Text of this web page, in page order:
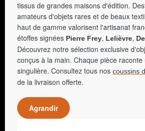
tissus de grandes maisons d'édition.
amateurs d'objets rares et de beaux
haut de gamme valorisent l'artisanat
étoffes signées Pierre Frey, Lelièvre,
Découvrez notre sélection exclusive
conçus à la main. Chaque pièce
singulière. Consultez tous nos coussins
de la livraison offerte.
Agrandir